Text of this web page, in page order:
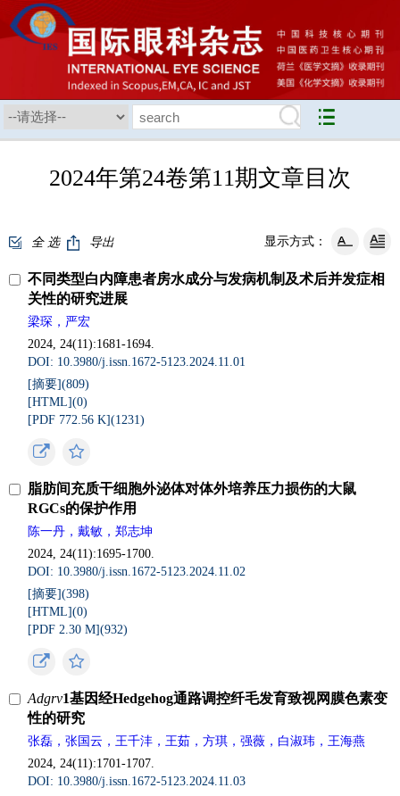
2024年第24卷第11期文章目次
全 选 导出 显示方式：
不同类型白内障患者房水成分与发病机制及术后并发症相
关性的研究进展
梁琛，严宏
2024, 24(11):1681-1694.
DOI: 10.3980/j.issn.1672-5123.2024.11.01
[摘要](809)
[HTML](0)
[PDF 772.56 K](1231)
脂肪间充质干细胞外泌体对体外培养压力损伤的大鼠
RGCs的保护作用
陈一丹，戴敏，郑志坤
2024, 24(11):1695-1700.
DOI: 10.3980/j.issn.1672-5123.2024.11.02
[摘要](398)
[HTML](0)
[PDF 2.30 M](932)
Adgrv1基因经Hedgehog通路调控纤毛发育致视网膜色素变
性的研究
张磊，张国云，王千沣，王茹，方琪，强薇，白淑玮，王海燕
2024, 24(11):1701-1707.
DOI: 10.3980/j.issn.1672-5123.2024.11.03